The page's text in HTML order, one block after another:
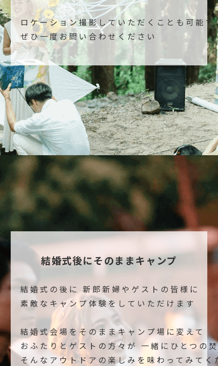
ロケーション撮影していただくことも可能で
ぜひ一度お問い合わせください
結婚式後にそのままキャンプ
結婚式の後に 新郎新婦やゲストの皆様に
素敵なキャンプ体験をしていただけます
結婚式会場をそのままキャンプ場に変えて
おふたりとゲストの方々が 一緒にひとつの
そんなアウトドアの楽しみを味わってみてく